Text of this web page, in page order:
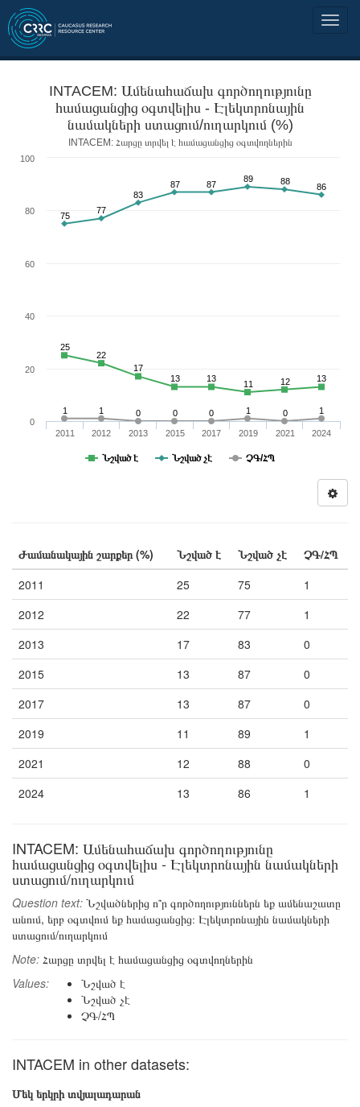
INTACEM: Ամենահաճախ գործողությունը
համացանցից օգտվելիս - Էլեկտրոնային
նամակների ստացում/ուղարկում (%)
INTACEM: Հարցը տրվել է համացանցից օգտվողներին
1 1 0 0 0 1 0 1
75
77
83
87 87
89 88
86
25
22
17
13
13
11 12 13
Նշված է Նշված չէ ՉԳ/ՀՊ
2011 2012 2013 2015 2017 2019 2021 2024
0
20
40
60
80
100
Ժամանակային շարքեր (%) Նշված է Նշված չէ
ՉԳ/ՀՊ
2011
25 75
1
2012
22 77
1
2013
17 83
0
2015
13 87
0
2017
13 87
0
2019
11 89
1
2021
12 88
0
2024
13 86 1
INTACEM: Ամենահաճախ գործողությունը
համացանցից օգտվելիս - Էլեկտրոնային նամակների
ստացում/ուղարկում
Question text: Նշվածներից ո՞ր գործողություններն եք ամենաշատը
անում, երբ օգտվում եք համացանցից։ Էլեկտրոնային նամակների
ստացում/ուղարկում
Note: Հարցը տրվել է համացանցից օգտվողներին
Values:
Նշված է
Նշված չէ
ՉԳ/ՀՊ
INTACEM in other datasets:
Մեկ երկրի տվյալադարան